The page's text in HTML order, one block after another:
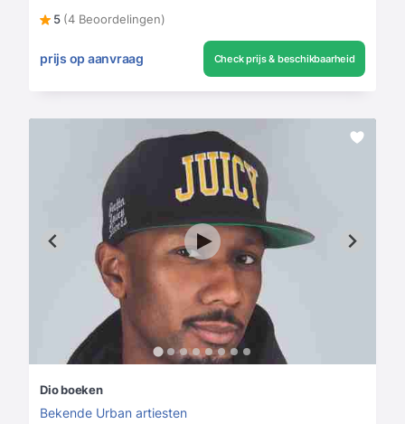
5 (4 Beoordelingen)
prijs op aanvraag Check prijs & beschikbaarheid
Dio boeken
Bekende Urban artiesten